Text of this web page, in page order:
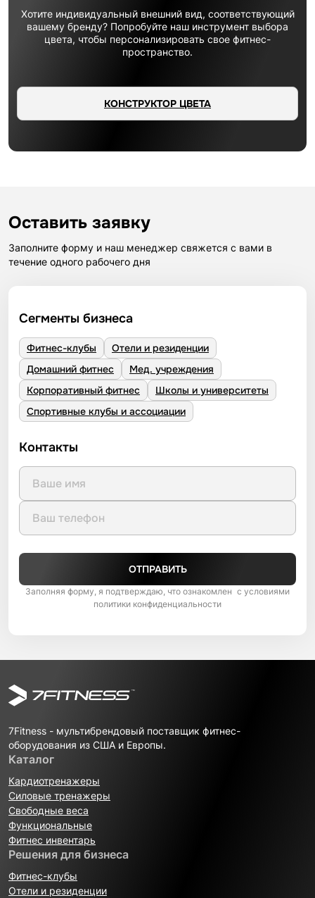
Хотите индивидуальный внешний вид, соответствующий
вашему бренду? Попробуйте наш инструмент выбора
цвета, чтобы персонализировать свое фитнес-
пространство.
КОНСТРУКТОР ЦВЕТА
Оставить заявку
Заполните форму и наш менеджер свяжется с вами в
течение одного рабочего дня
Сегменты бизнеса
Фитнес-клубы
Отели и резиденции
Домашний фитнес
Мед. учреждения
Корпоративный фитнес
Школы и университеты
Спортивные клубы и ассоциации
Контакты
ОТПРАВИТЬ
Заполняя форму, я подтверждаю, что ознакомлен с условиями
политики конфиденциальности
7Fitness - мультибрендовый поставщик фитнес-
оборудования из США и Европы.
Каталог
Кардиотренажеры
Силовые тренажеры
Свободные веса
Функциональные
Фитнес инвентарь
Решения для бизнеса
Фитнес-клубы
Отели и резиденции